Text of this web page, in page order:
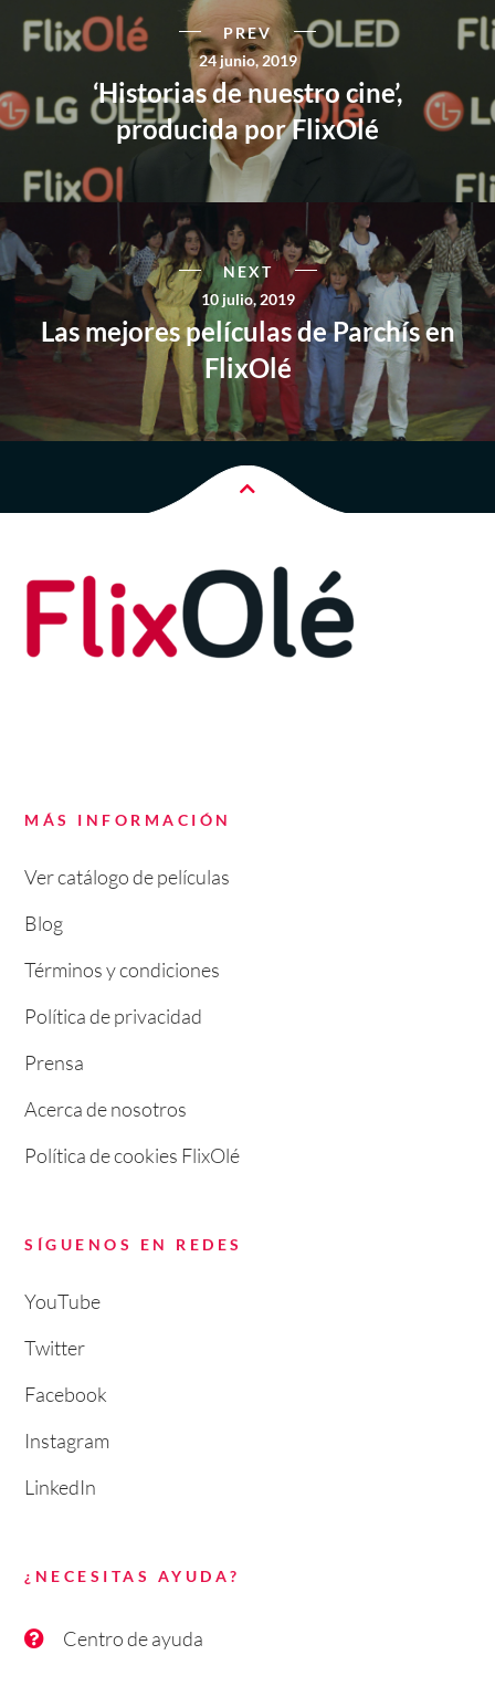
PREV
24 junio, 2019
‘Historias de nuestro cine’,
producida por FlixOlé
NEXT
10 julio, 2019
Las mejores películas de Parchís en
FlixOlé
MÁS INFORMACIÓN
Ver catálogo de películas
Blog
Términos y condiciones
Política de privacidad
Prensa
Acerca de nosotros
Política de cookies FlixOlé
SÍGUENOS EN REDES
YouTube
Twitter
Facebook
Instagram
LinkedIn
¿NECESITAS AYUDA?
Centro de ayuda